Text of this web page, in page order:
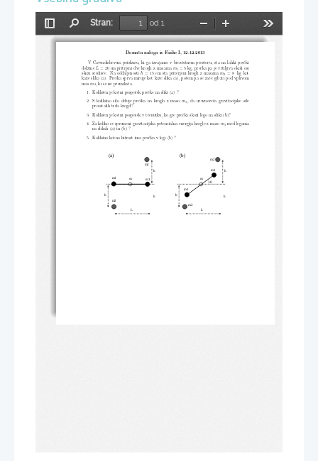
Preklopi
stransko
Stran:
od 1
Pomanjšaj
Domaˇca naloga iz Fizike I, 12.12.2013
V Cavendishevem poiskusu, ki ga izvajamo v brezteˇznem prostoru, sta na lahki preˇcki
dolˇzine L = 20 cm pritrjeni dve krogli z masama m1 = 5 kg, preˇcka pa je vrtiljiva okoli osi
skozi srediˇsˇce. Na oddaljenosti h = 15 cm sta priterjeni krogli z masama m2 = 8  kg kot
kaˇze slika (a). Preˇcka sprva miruje kot kaˇze slika (a), potem pa se zaˇce gibati pod vplivom
mas m 2, ki se ne premikata.
1. Kolikˇsen je kotni pospeˇsek preˇcke na sliki (a) ?
2. S kolikˇsno silo deluje preˇcka na kroglo z maso m1 , da uravnoveˇsa gravitacijske sile
preostalih treh krogel?
3. Kolikˇsen je kotni pospeˇsek v trenutku, ko gre preˇcka skozi lego na sliki (b)?
4. Za koliko se spremeni gravitacijska potencialna energija krogle z maso m1 med legama
na slikah (a) in (b) ?
5. Kolikˇsno kotno hitrost ima preˇcka v legi (b) ?
m1
m1
m2
m2
L
h
os
h
h
(a)
L
h
os
h
h
(b)
30
m2
m1
m1
m2